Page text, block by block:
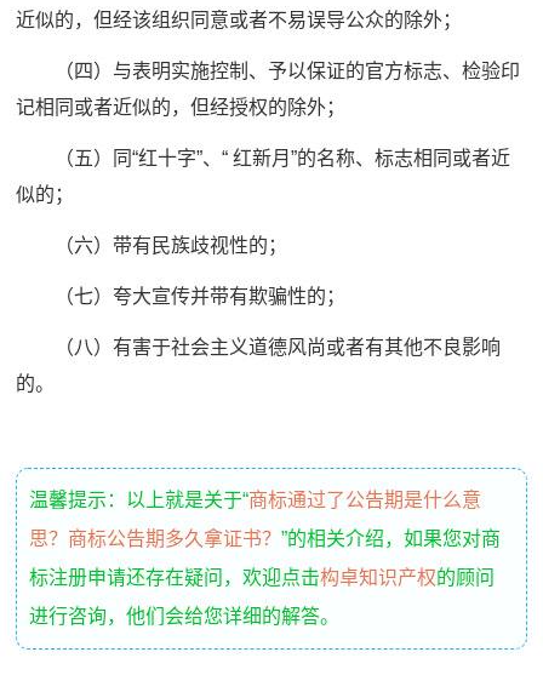
近似的，但经该组织同意或者不易误导公众的除外；
（四）与表明实施控制、予以保证的官方标志、检验印
记相同或者近似的，但经授权的除外；
（五）同“红十字”、“ 红新月”的名称、标志相同或者近
似的；
（六）带有民族歧视性的；
（七）夸大宣传并带有欺骗性的；
（八）有害于社会主义道德风尚或者有其他不良影响
的。
温馨提示：以上就是关于“商标通过了公告期是什么意
思？商标公告期多久拿证书？”的相关介绍，如果您对商
标注册申请还存在疑问，欢迎点击构卓知识产权的顾问
进行咨询，他们会给您详细的解答。